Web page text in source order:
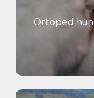
Ortoped